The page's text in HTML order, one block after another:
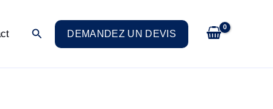
RechercherDEMANDEZ UN DEVIS